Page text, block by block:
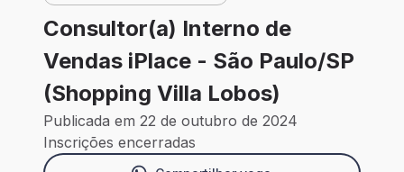
Consultor(a) Interno de
Vendas iPlace - São Paulo/SP
(Shopping Villa Lobos)
Publicada em 22 de outubro de 2024
Inscrições encerradas